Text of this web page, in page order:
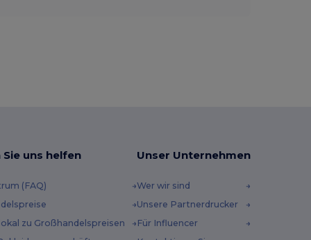
Sie uns helfen
(FAQ)
zu Großhandelspreisen
Unser Unternehmen
Wer wir sind
Unsere Partnerdrucker
Für Influencer